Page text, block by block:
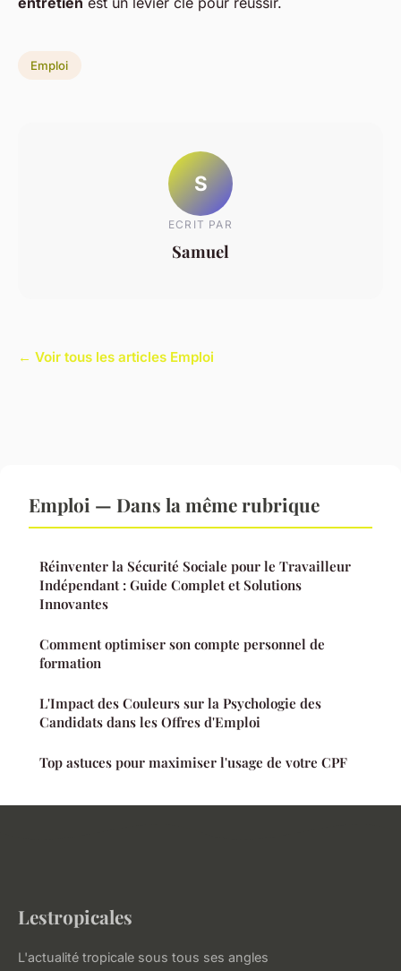
Emploi
S
ECRIT PAR
Samuel
← Voir tous les articles Emploi
Emploi — Dans la même rubrique
Réinventer la Sécurité Sociale pour le Travailleur
Indépendant : Guide Complet et Solutions
Innovantes
Comment optimiser son compte personnel de
formation
L'Impact des Couleurs sur la Psychologie des
Candidats dans les Offres d'Emploi
Top astuces pour maximiser l'usage de votre CPF
Lestropicales
L'actualité tropicale sous tous ses angles